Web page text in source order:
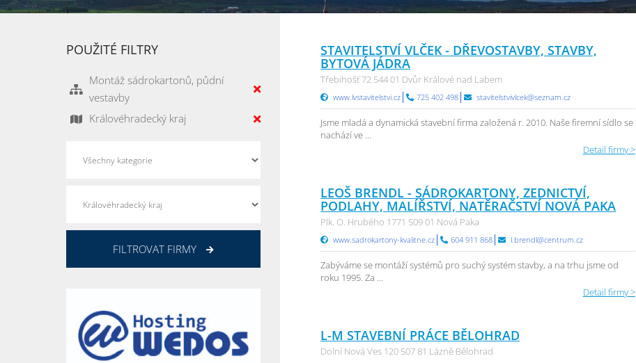
STAVITELSTVÍ VLČEK - DŘEVOSTAVBY, STAVBY,
BYTOVÁ JÁDRA
Třebihošť 72 544 01 Dvůr Králové nad Labem
www.lvstavitelstvi.cz 725 402 498 stavitelstvivlcek@seznam.cz
Jsme mladá a dynamická stavební firma založená r. 2010. Naše firemní sídlo se
nachází ve ...
Detail firmy >
LEOŠ BRENDL - SÁDROKARTONY, ZEDNICTVÍ,
PODLAHY, MALÍŘSTVÍ, NATĚRAČSTVÍ NOVÁ PAKA
Plk. O. Hrubého 1771 509 01 Nová Paka
www.sadrokartony-kvalitne.cz 604 911 868 l.brendl@centrum.cz
Zabýváme se montáží systémů pro suchý systém stavby, a na trhu jsme od
roku 1995. Za ...
Detail firmy >
L-M STAVEBNÍ PRÁCE BĚLOHRAD
Dolní Nová Ves 120 507 81 Lázně Bělohrad
POUŽITÉ FILTRY
Montáž sádrokartonů, půdní
vestavby
Královéhradecký kraj
FILTROVAT FIRMY